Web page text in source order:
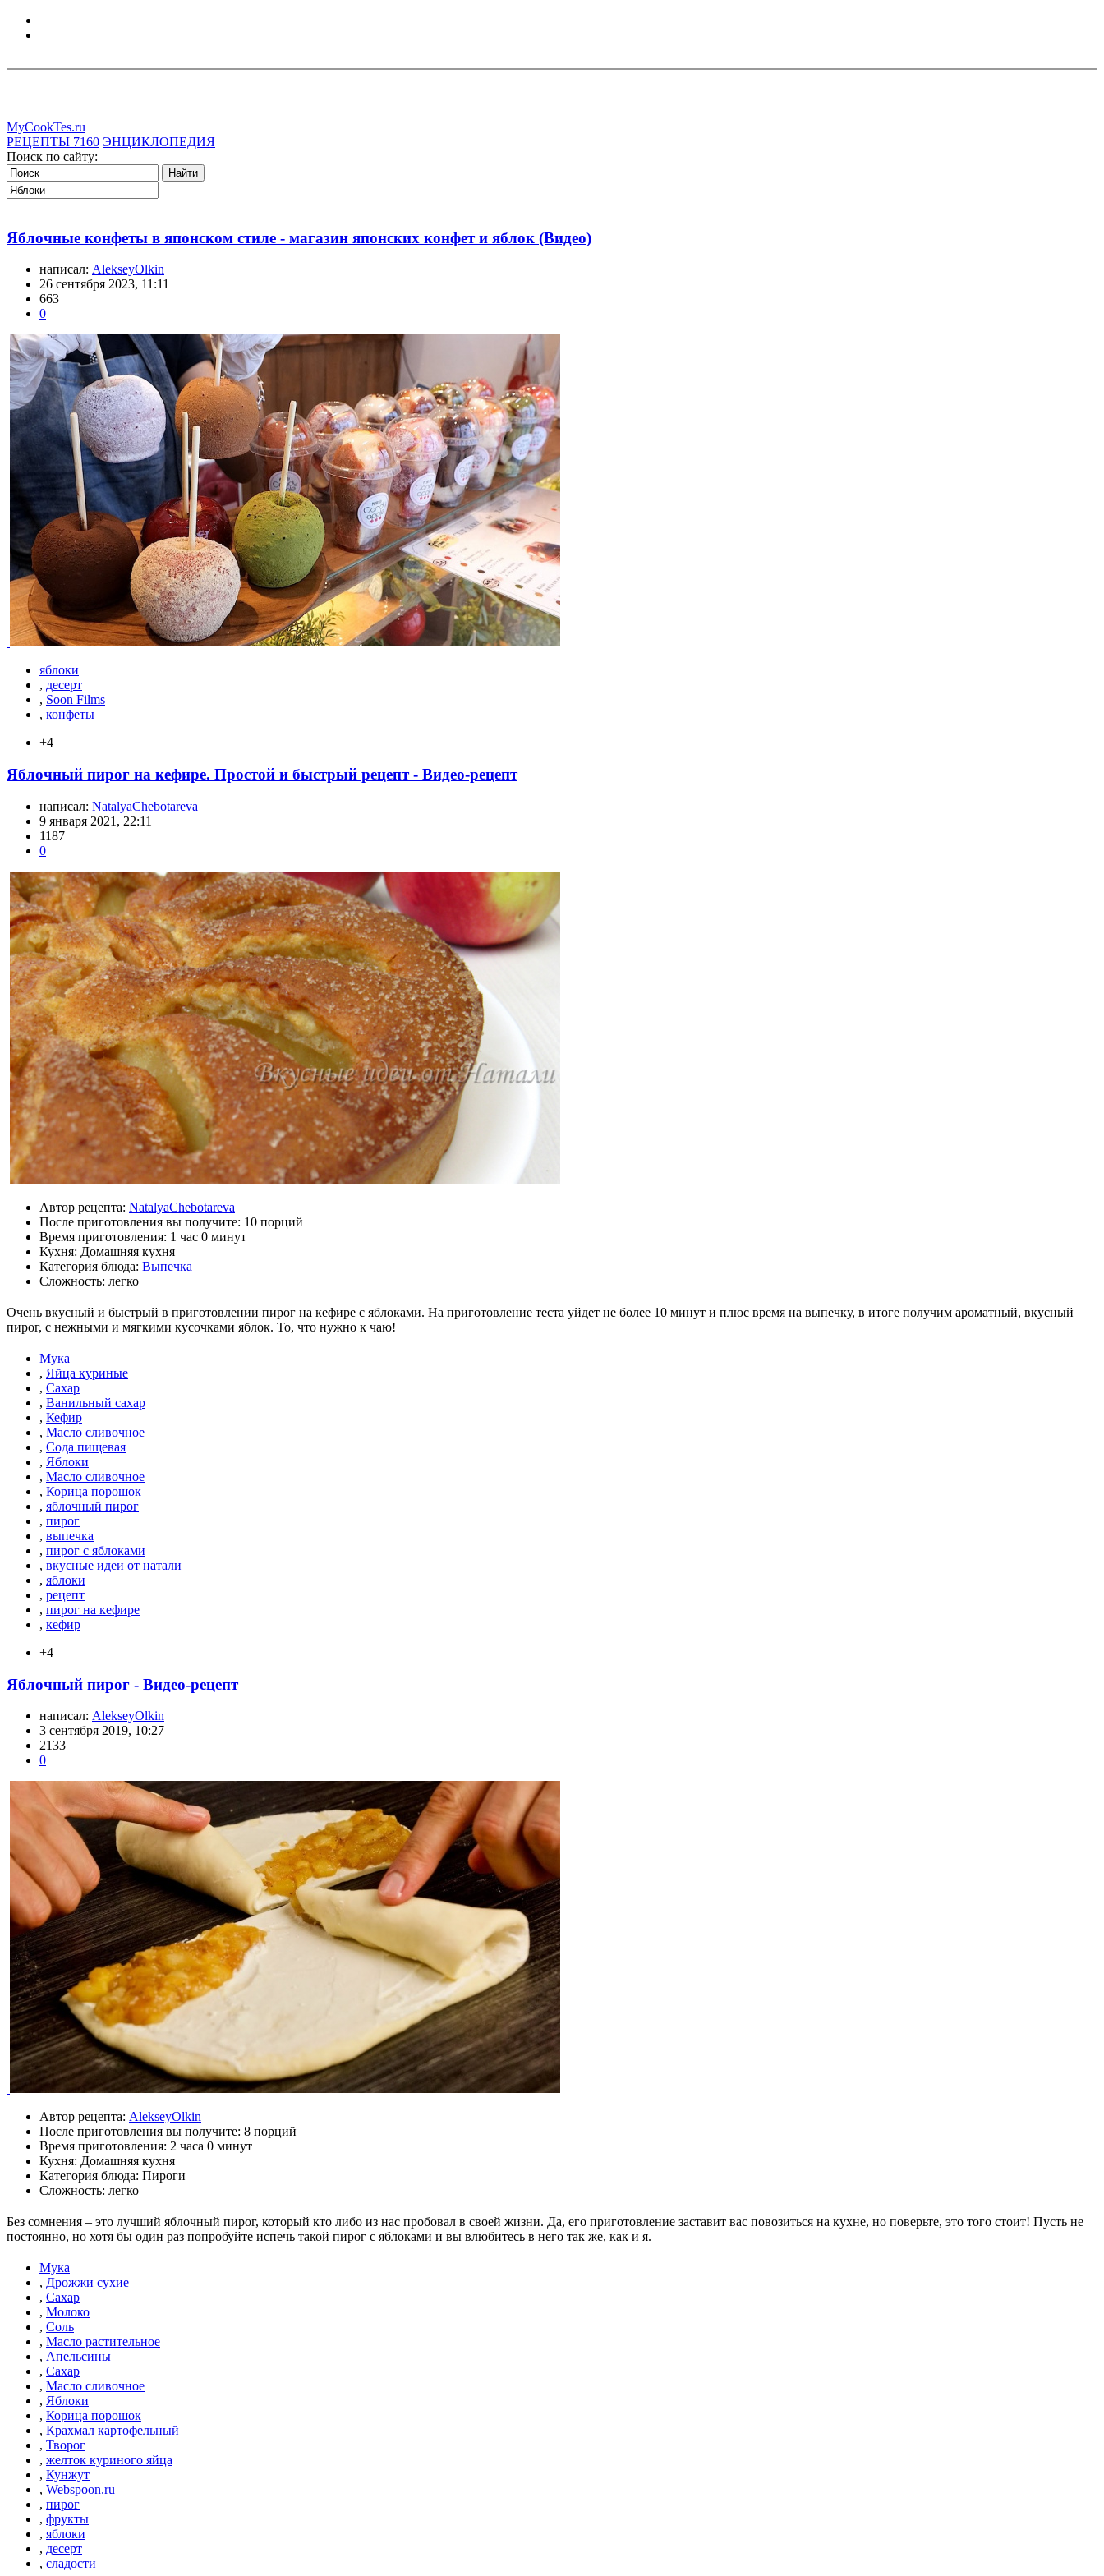
MyCookTes.ru
РЕЦЕПТЫ 7160 ЭНЦИКЛОПЕДИЯ
Поиск по сайту:
Яблочные конфеты в японском стиле - магазин японских конфет и яблок (Видео)
написал: AlekseyOlkin
26 сентября 2023, 11:11
663
0
яблоки
, десерт
, Soon Films
, конфеты
+4
Яблочный пирог на кефире. Простой и быстрый рецепт - Видео-рецепт
написал: NatalyaChebotareva
9 января 2021, 22:11
1187
0
Автор рецепта: NatalyaChebotareva
После приготовления вы получите: 10 порций
Время приготовления: 1 час 0 минут
Кухня: Домашняя кухня
Категория блюда: Выпечка
Сложность: легко
Очень вкусный и быстрый в приготовлении пирог на кефире с яблоками. На приготовление теста уйдет не более 10 минут и плюс время на выпечку, в итоге получим ароматный, вкусный
пирог, с нежными и мягкими кусочками яблок. То, что нужно к чаю!
Мука
, Яйца куриные
, Сахар
, Ванильный сахар
, Кефир
, Масло сливочное
, Сода пищевая
, Яблоки
, Масло сливочное
, Корица порошок
, яблочный пирог
, пирог
, выпечка
, пирог с яблоками
, вкусные идеи от натали
, яблоки
, рецепт
, пирог на кефире
, кефир
+4
Яблочный пирог - Видео-рецепт
написал: AlekseyOlkin
3 сентября 2019, 10:27
2133
0
Автор рецепта: AlekseyOlkin
После приготовления вы получите: 8 порций
Время приготовления: 2 часа 0 минут
Кухня: Домашняя кухня
Категория блюда: Пироги
Сложность: легко
Без сомнения – это лучший яблочный пирог, который кто либо из нас пробовал в своей жизни. Да, его приготовление заставит вас повозиться на кухне, но поверьте, это того стоит! Пусть не
постоянно, но хотя бы один раз попробуйте испечь такой пирог с яблоками и вы влюбитесь в него так же, как и я.
Мука
, Дрожжи сухие
, Сахар
, Молоко
, Соль
, Масло растительное
, Апельсины
, Сахар
, Масло сливочное
, Яблоки
, Корица порошок
, Крахмал картофельный
, Творог
, желток куриного яйца
, Кунжут
, Webspoon.ru
, пирог
, фрукты
, яблоки
, десерт
, сладости